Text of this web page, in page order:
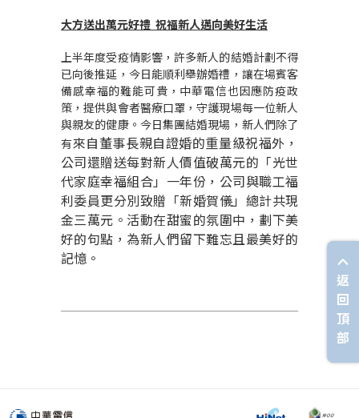
大方送出萬元好禮 祝福新人邁向美好生活
上半年度受疫情影響，許多新人的結婚計劃不得
已向後推延，今日能順利舉辦婚禮，讓在場賓客
備感幸福的難能可貴，中華電信也因應防疫政
策，提供與會者醫療口罩，守護現場每一位新人
與親友的健康。今日集團結婚現場，新人們除了
有來自董事長親自證婚的重量級祝福外，
公司還贈送每對新人價值破萬元的「光世
代家庭幸福組合」一年份，公司與職工福
利委員更分別致贈「新婚賀儀」總計共現
金三萬元。活動在甜蜜的氛圍中，劃下美
好的句點，為新人們留下難忘且最美好的
記憶。
返
回
頂
部